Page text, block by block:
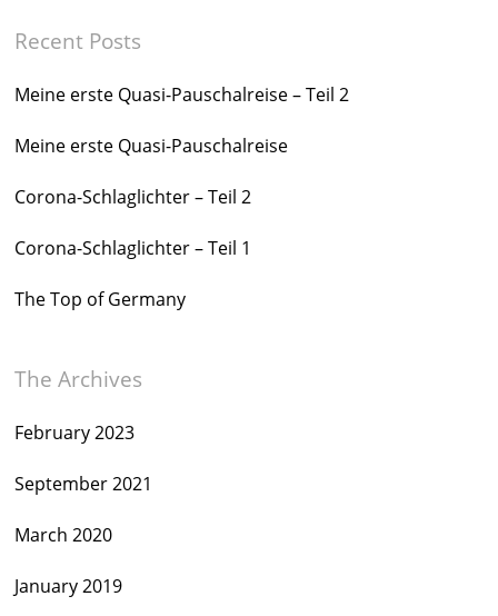
Recent Posts
Meine erste Quasi-Pauschalreise – Teil 2
Meine erste Quasi-Pauschalreise
Corona-Schlaglichter – Teil 2
Corona-Schlaglichter – Teil 1
The Top of Germany
The Archives
February 2023
September 2021
March 2020
January 2019